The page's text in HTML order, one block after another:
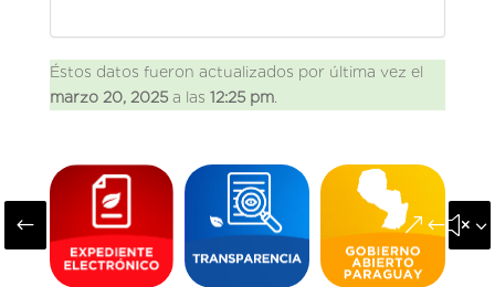
Éstos datos fueron actualizados por última vez el
marzo 20, 2025a las 12:25 pm.
#